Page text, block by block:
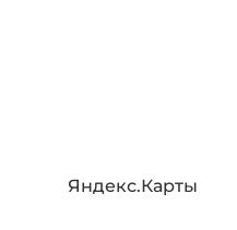
Яндекс.Карты